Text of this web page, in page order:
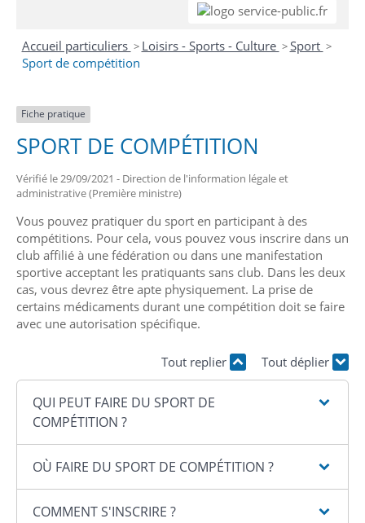
Accueil particuliers > Loisirs - Sports - Culture >Sport >
Sport de compétition
Fiche pratique
SPORT DE COMPÉTITION
Vérifié le 29/09/2021 - Direction de l'information légale et
administrative (Première ministre)
Vous pouvez pratiquer du sport en participant à des
compétitions. Pour cela, vous pouvez vous inscrire dans un
club affilié à une fédération ou dans une manifestation
sportive acceptant les pratiquants sans club. Dans les deux
cas, vous devrez être apte physiquement. La prise de
certains médicaments durant une compétition doit se faire
avec une autorisation spécifique.
Tout replier Tout déplier
QUI PEUT FAIRE DU SPORT DE
COMPÉTITION ?
OÙ FAIRE DU SPORT DE COMPÉTITION ?
COMMENT S'INSCRIRE ?